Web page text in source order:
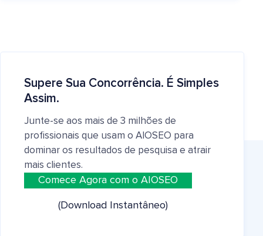
Supere Sua Concorrência. É Simples
Assim.
Junte-se aos mais de 3 milhões de
profissionais que usam o AIOSEO para
dominar os resultados de pesquisa e atrair
mais clientes.
Comece Agora com o AIOSEO
(Download Instantâneo)